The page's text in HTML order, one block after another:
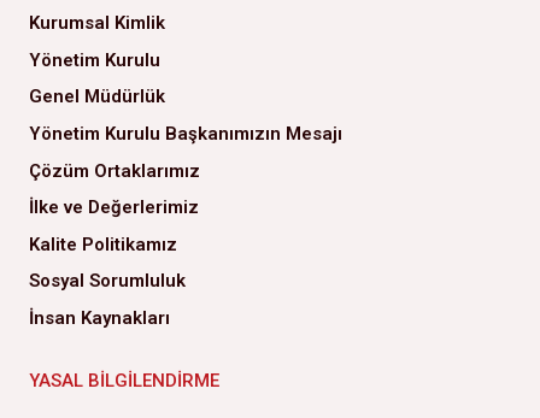
Kurumsal Kimlik
Yönetim Kurulu
Genel Müdürlük
Yönetim Kurulu Başkanımızın Mesajı
Çözüm Ortaklarımız
İlke ve Değerlerimiz
Kalite Politikamız
Sosyal Sorumluluk
İnsan Kaynakları
YASAL BILGILENDIRME